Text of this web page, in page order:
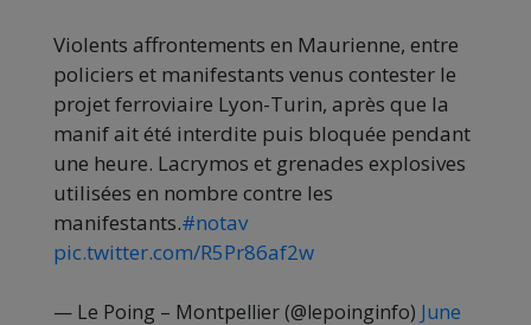
Violents affrontements en Maurienne, entre
policiers et manifestants venus contester le
projet ferroviaire Lyon-Turin, après que la
manif ait été interdite puis bloquée pendant
une heure. Lacrymos et grenades explosives
utilisées en nombre contre les
manifestants.#notav
pic.twitter.com/R5Pr86af2w
— Le Poing – Montpellier (@lepoinginfo) June